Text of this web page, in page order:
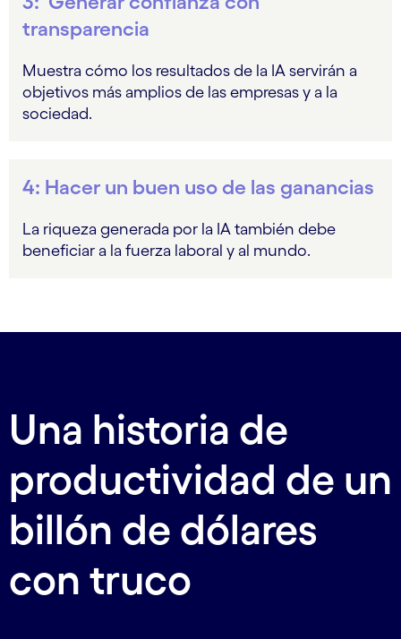
transparencia
Muestra cómo los resultados de la IA servirán a
objetivos más amplios de las empresas y a la
sociedad.
4: Hacer un buen uso de las ganancias
La riqueza generada por la IA también debe
beneficiar a la fuerza laboral y al mundo.
Una historia de
productividad de un
billón de dólares
con truco